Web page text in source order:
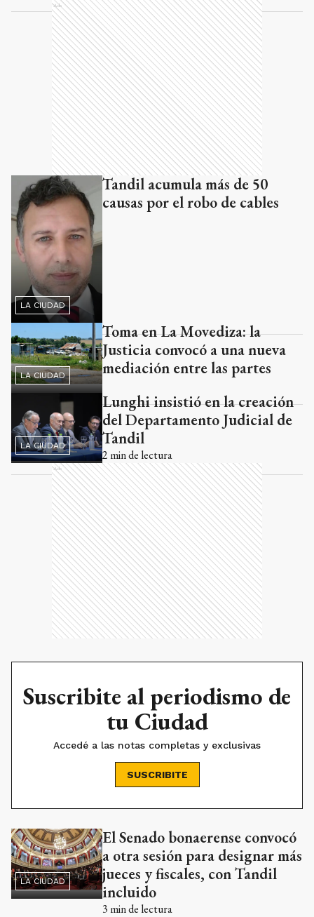
Ads
LA CIUDAD
Tandil acumula más de 50
causas por el robo de cables
LA CIUDAD
Toma en La Movediza: la
Justicia convocó a una nueva
mediación entre las partes
LA CIUDAD
Lunghi insistió en la creación
del Departamento Judicial de
Tandil
2 min de lectura
Ads
Suscribite al periodismo de
tu Ciudad
Accedé a las notas completas y exclusivas
SUSCRIBITE
LA CIUDAD
El Senado bonaerense convocó
a otra sesión para designar más
jueces y fiscales, con Tandil
incluido
3 min de lectura